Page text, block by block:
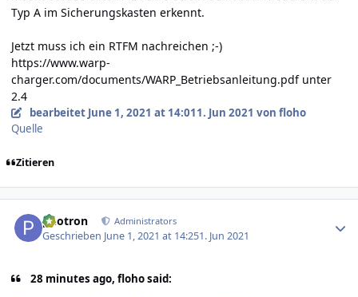
Typ A im Sicherungskasten erkennt.
Jetzt muss ich ein RTFM nachreichen ;-)
https://www.warp-
charger.com/documents/WARP_Betriebsanleitung.pdfunter
2.4
bearbeitet June 1, 2021 at 14:011. Jun 2021 von floho
Quelle
Zitieren
photron Administrators
Geschrieben June 1, 2021 at 14:251. Jun 2021
28 minutes ago, floho said: